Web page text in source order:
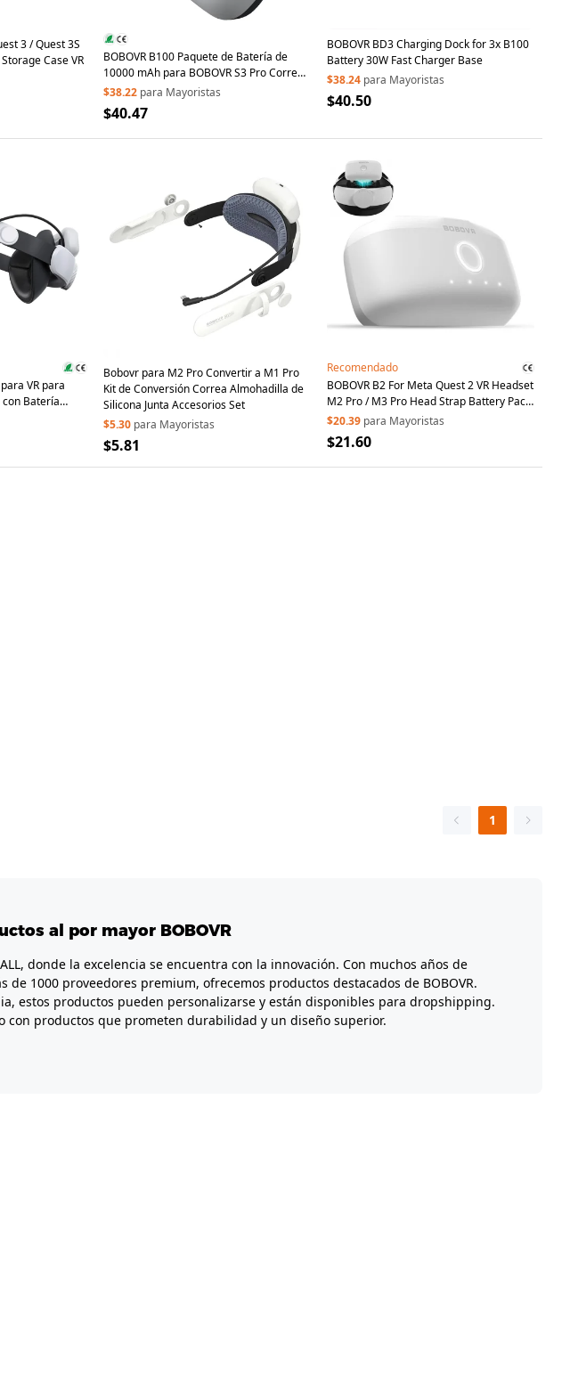
3 / Quest 3S
Case VR
BOBOVR B100 Paquete de Batería de
10000 mAh para BOBOVR S3 Pro Correa
para Cabezal de Realidad Virtual, Batería
de Repuesto con Intercambio en Caliente,
Accesorios
$38.22 para Mayoristas
$40.47
BOBOVR BD3 Charging Dock for 3x B100
Battery 30W Fast Charger Base
$38.24 para Mayoristas
$40.50
VR para
con Batería
mAh
Bobovr para M2 Pro Convertir a M1 Pro
Kit de Conversión Correa Almohadilla de
Silicona Junta Accesorios Set
$5.30 para Mayoristas
$5.81
Recomendado
BOBOVR B2 For Meta Quest 2 VR Headset
M2 Pro / M3 Pro Head Strap Battery Pack
5200mAh Replacement External Battery
$20.39 para Mayoristas
$21.60
1
al por mayor BOBOVR
donde la excelencia se encuentra con la innovación. Con muchos años de
1000 proveedores premium, ofrecemos productos destacados de BOBOVR.
estos productos pueden personalizarse y están disponibles para dropshipping.
con productos que prometen durabilidad y un diseño superior.